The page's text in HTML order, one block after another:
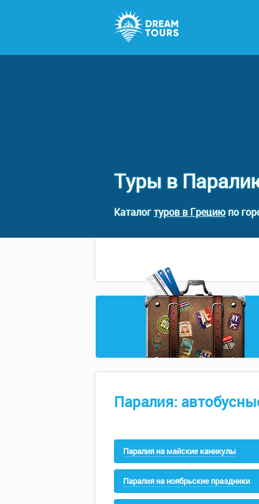
Туры в
Каталогтуров в Грецию по
Паралия:
Паралия на майские каникулы
Паралия на ноябрьские праздники